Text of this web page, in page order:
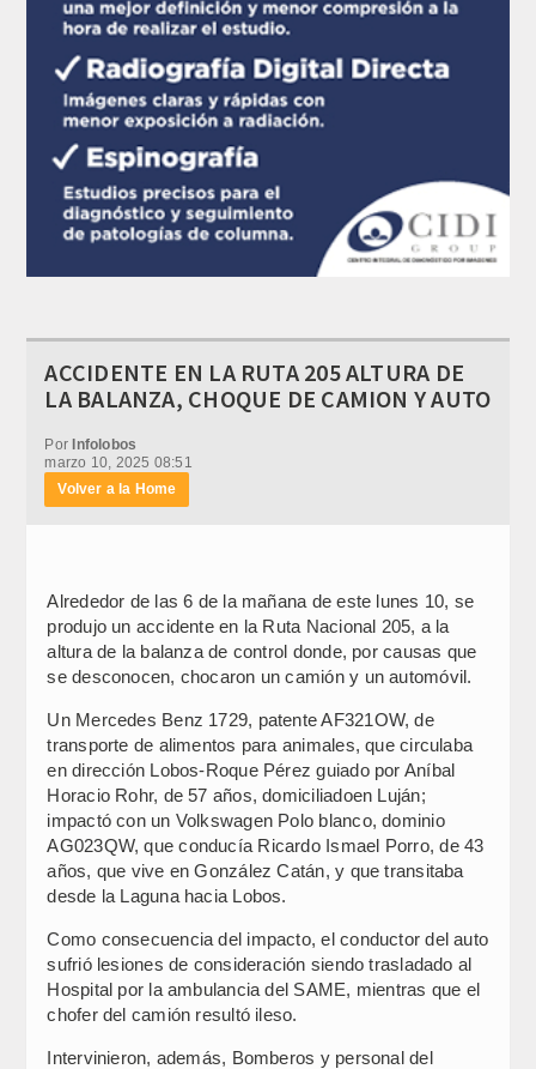
ACCIDENTE EN LA RUTA 205 ALTURA DE
LA BALANZA, CHOQUE DE CAMION Y AUTO
PorInfolobos
marzo 10, 2025 08:51
Volver a la Home
Alrededor de las 6 de la mañana de este lunes 10, se
produjo un accidente en la Ruta Nacional 205, a la
altura de la balanza de control donde, por causas que
se desconocen, chocaron un camión y un automóvil.
Un Mercedes Benz 1729, patente AF321OW, de
transporte de alimentos para animales, que circulaba
en dirección Lobos-Roque Pérez guiado por Aníbal
Horacio Rohr, de 57 años, domiciliadoen Luján;
impactó con un Volkswagen Polo blanco, dominio
AG023QW, que conducía Ricardo Ismael Porro, de 43
años, que vive en González Catán, y que transitaba
desde la Laguna hacia Lobos.
Como consecuencia del impacto, el conductor del auto
sufrió lesiones de consideración siendo trasladado al
Hospital por la ambulancia del SAME, mientras que el
chofer del camión resultó ileso.
Intervinieron, además, Bomberos y personal del